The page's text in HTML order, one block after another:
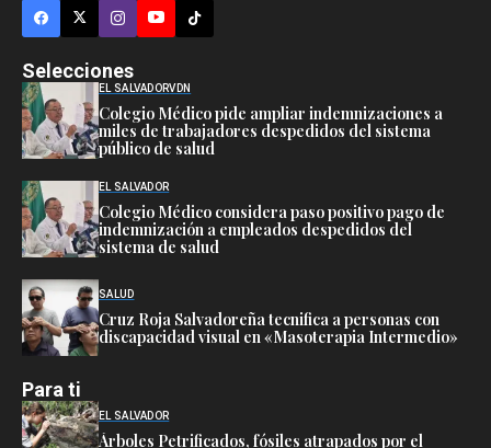
Selecciones
EL SALVADORVDN
Colegio Médico pide ampliar indemnizaciones a
miles de trabajadores despedidos del sistema
público de salud
EL SALVADOR
Colegio Médico considera paso positivo pago de
indemnización a empleados despedidos del
sistema de salud
SALUD
Cruz Roja Salvadoreña tecnifica a personas con
discapacidad visual en «Masoterapia Intermedio»
Para ti
EL SALVADOR
Árboles Petrificados, fósiles atrapados por el